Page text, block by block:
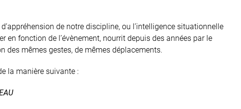
de notre discipline, ou l’intelligence situationnelle
en fonction de l’évènement, nourrit depuis des années par le
des mêmes gestes, de mêmes déplacements.
la manière suivante :